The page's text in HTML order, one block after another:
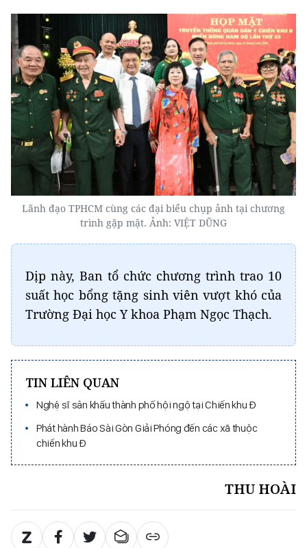
Lãnh đạo TPHCM cùng các đại biểu chụp ảnh tại chương
trình gặp mặt. Ảnh: VIỆT DŨNG
Dịp này, Ban tổ chức chương trình trao 10
suất học bổng tặng sinh viên vượt khó của
Trường Đại học Y khoa Phạm Ngọc Thạch.
TIN LIÊN QUAN
Nghệ sĩ sân khấu thành phố hội ngộ tại Chiến khu Đ
Phát hành Báo Sài Gòn Giải Phóng đến các xã thuộc
chiến khu Đ
THU HOÀI